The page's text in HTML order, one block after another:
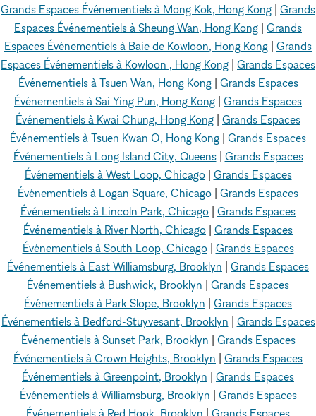
Grands Espaces Événementiels à Mong Kok, Hong Kong Grands
Espaces Événementiels à Sheung Wan, Hong Kong Grands
Espaces Événementiels à Baie de Kowloon, Hong Kong Grands
Espaces Événementiels à Kowloon , Hong Kong Grands Espaces
Événementiels à Tsuen Wan, Hong Kong| Grands Espaces
Événementiels à Sai Ying Pun, Hong Kong Grands Espaces
Événementiels à Kwai Chung, Hong Kong Grands Espaces
Événementiels à Tsuen Kwan O, Hong Kong Grands Espaces
Événementiels à Long Island City, Queens| Grands Espaces
Événementiels à West Loop, Chicago| Grands Espaces
Événementiels à Logan Square, Chicago Grands Espaces
Événementiels à Lincoln Park, Chicago Grands Espaces
Événementiels à River North, Chicago Grands Espaces
Événementiels à South Loop, Chicago| Grands Espaces
Événementiels à East Williamsburg, Brooklyn
Grands Espaces
Événementiels à Bushwick, Brooklyn
Grands Espaces
Événementiels à Park Slope, Brooklyn
Grands Espaces
Événementiels à Bedford-Stuyvesant, Brooklyn
Grands Espaces
Événementiels à Sunset Park, Brooklyn
Grands Espaces
Événementiels à Crown Heights, Brooklyn
Grands Espaces
Événementiels à Greenpoint, Brooklyn
Grands Espaces
Événementiels à Williamsburg, Brooklyn
Grands Espaces
Événementiels à Red Hook, Brooklyn
Grands Espaces